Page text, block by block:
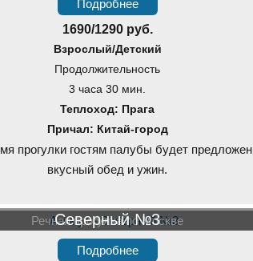
Подробнее
1690/1290 руб.
Взрослый/Детский
Продолжительность
3 часа 30 мин.
Теплоход: Прага
Причал: Китай-город
прогулки гостям палубы будет предложен
вкусный обед и ужин.
Речная прогулка по Москве
Северный №3
Подробнее